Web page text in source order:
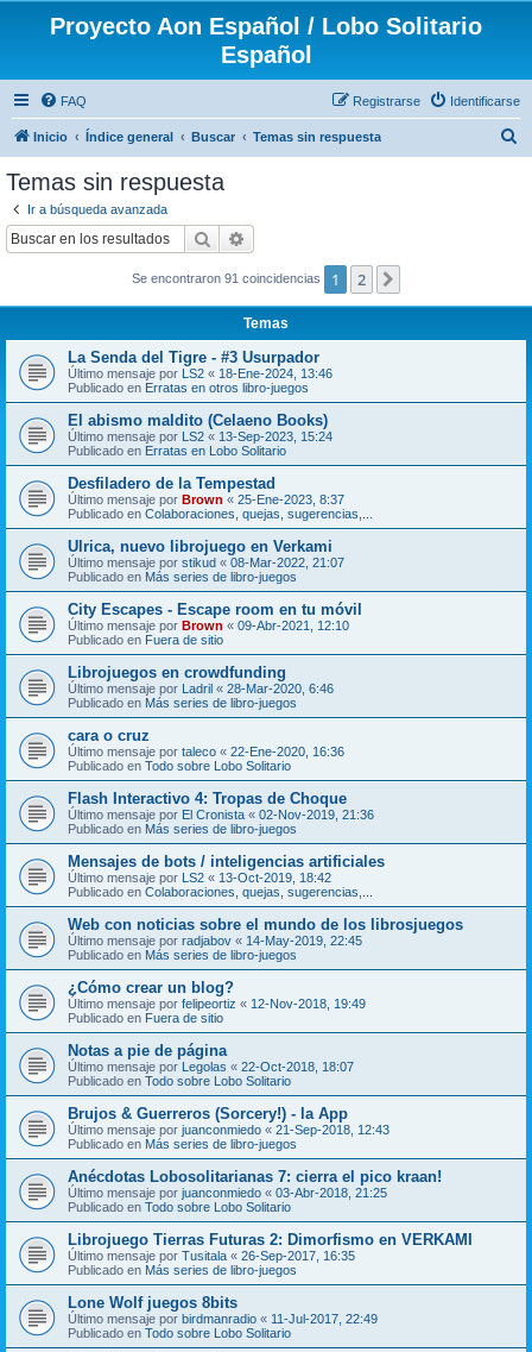
Proyecto Aon Español / Lobo Solitario
Español
FAQ Identificarse
Registrarse
Inicio Índice general Buscar Temas sin respuesta
Temas sin respuesta
Ir a búsqueda avanzada
Buscar
Se encontraron 91 coincidencias 1 2
Temas
La Senda del Tigre - #3 Usurpador
Último mensaje por LS2 « 18-Ene-2024, 13:46
Publicado en Erratas en otros libro-juegos
El abismo maldito (Celaeno Books)
Último mensaje por LS2 « 13-Sep-2023, 15:24
Publicado en Erratas en Lobo Solitario
Desfiladero de la Tempestad
Último mensaje por Brown « 25-Ene-2023, 8:37
Publicado en Colaboraciones, quejas, sugerencias,...
Ulrica, nuevo librojuego en Verkami
Último mensaje por stikud « 08-Mar-2022, 21:07
Publicado en Más series de libro-juegos
City Escapes - Escape room en tu móvil
Último mensaje por Brown « 09-Abr-2021, 12:10
Publicado en Fuera de sitio
Librojuegos en crowdfunding
Último mensaje por Ladril « 28-Mar-2020, 6:46
Publicado en Más series de libro-juegos
cara o cruz
Último mensaje por taleco « 22-Ene-2020, 16:36
Publicado en Todo sobre Lobo Solitario
Flash Interactivo 4: Tropas de Choque
Último mensaje por El Cronista « 02-Nov-2019, 21:36
Publicado en Más series de libro-juegos
Mensajes de bots / inteligencias artificiales
Último mensaje por LS2 « 13-Oct-2019, 18:42
Publicado en Colaboraciones, quejas, sugerencias,...
Web con noticias sobre el mundo de los librosjuegos
Último mensaje por radjabov « 14-May-2019, 22:45
Publicado en Más series de libro-juegos
¿Cómo crear un blog?
Último mensaje por felipeortiz « 12-Nov-2018, 19:49
Publicado en Fuera de sitio
Notas a pie de página
Último mensaje por Legolas « 22-Oct-2018, 18:07
Publicado en Todo sobre Lobo Solitario
Brujos & Guerreros (Sorcery!) - la App
Último mensaje por juanconmiedo « 21-Sep-2018, 12:43
Publicado en Más series de libro-juegos
Anécdotas Lobosolitarianas 7: cierra el pico kraan!
Último mensaje por juanconmiedo « 03-Abr-2018, 21:25
Publicado en Todo sobre Lobo Solitario
Librojuego Tierras Futuras 2: Dimorfismo en VERKAMI
Último mensaje por Tusitala « 26-Sep-2017, 16:35
Publicado en Más series de libro-juegos
Lone Wolf juegos 8bits
Último mensaje por birdmanradio « 11-Jul-2017, 22:49
Publicado en Todo sobre Lobo Solitario